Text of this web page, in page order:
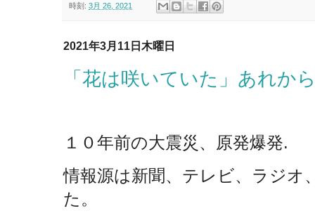
時刻: 3月 26, 2021
2021年3月11日木曜日
「花は咲いていた」あれか
１０年前の大震災、原発爆発.
情報源は新聞、テレビ、ラジオ
た。